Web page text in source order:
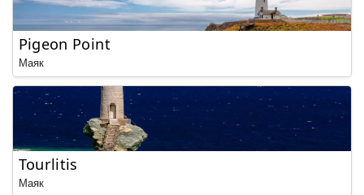
Pigeon Point
Маяк
Tourlitis
Маяк